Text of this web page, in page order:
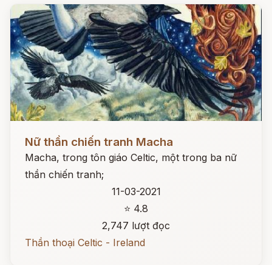
Nữ thần chiến tranh Macha
Macha, trong tôn giáo Celtic, một trong ba nữ
thần chiến tranh;
11-03-2021
⭐ 4.8
2,747 lượt đọc
Thần thoại Celtic - Ireland